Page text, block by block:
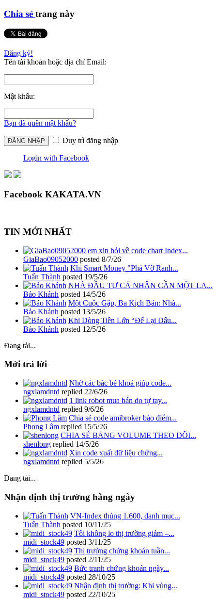
Chia sẻ trang này
Đăng ký!
Tên tài khoản hoặc địa chỉ Email:
Mật khẩu:
Bạn đã quên mật khẩu?
Duy trì đăng nhập
Login with Facebook
Facebook KAKATA.VN
TIN MỚI NHẤT
em xin hỏi về code chart Index...
GiaBao09052000 posted 8/7/26
Khi Smart Money "Phá Vỡ Ranh...
Tuấn Thành posted 19/5/26
NHÀ ĐẦU TƯ CÁ NHÂN CẦN MỘT LA...
Bảo Khánh posted 14/5/26
Một Cuộc Gặp, Ba Kịch Bản: Nhà...
Bảo Khánh posted 13/5/26
Khi Dòng Tiền Lớn “Để Lại Dấu...
Bảo Khánh posted 12/5/26
Đang tải...
Mới trả lời
Nhờ các bác bẻ khoá giúp code...
ngxlamdntd replied 22/6/26
1 link robot mua bán do tự tay...
ngxlamdntd replied 9/6/26
Chia sẻ code amibroker báo điểm...
Phong Lâm replied 15/5/26
CHIA SẺ BẢNG VOLUME THEO DÕI...
shenlong replied 14/5/26
Xin code xuất dữ liệu chứng...
ngxlamdntd replied 5/5/26
Đang tải...
Nhận định thị trường hàng ngày
VN-Index thủng 1.600, danh mục...
Tuấn Thành posted 10/11/25
Tôi không lo thị trường giảm –...
midi_stock49 posted 3/11/25
Thị trường chứng khoán tuần...
midi_stock49 posted 2/11/25
Bức tranh chứng khoán ngày...
midi_stock49 posted 28/10/25
Nhận định thị trường: Khi vùng...
midi_stock49 posted 22/10/25